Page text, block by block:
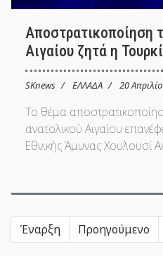
Αποστρατικοποίηση
Αιγαίου ζητά η
SKnews ΕΛΛΑΔΑ 20
Το θέμα
ανατολικού Αιγαίου
Εθνικής Άμυνας Χουλουσί
Έναρξη Προηγούμενο